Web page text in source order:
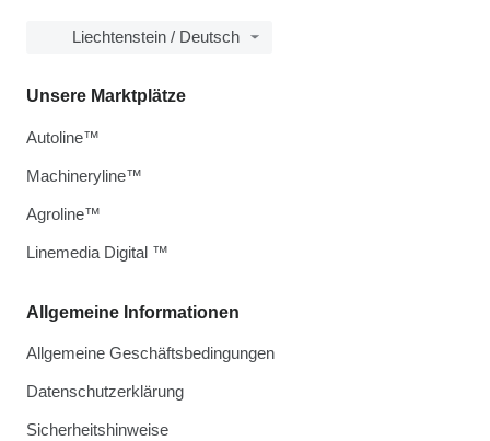
Liechtenstein / Deutsch
Allgemeine Informationen
Allgemeine Geschäftsbedingungen
Datenschutzerklärung
Sicherheitshinweise
Unsere Marktplätze
Autoline™
Machineryline™
Agroline™
Linemedia Digital ™